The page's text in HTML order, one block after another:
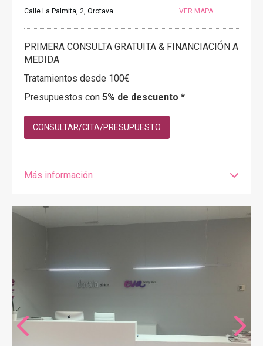
Calle La Palmita, 2, Orotava VER MAPA
PRIMERA CONSULTA GRATUITA & FINANCIACIÓN A
MEDIDA
Tratamientos desde 100€
Presupuestos con 5% de descuento *
CONSULTAR/CITA/PRESUPUESTO
Más información